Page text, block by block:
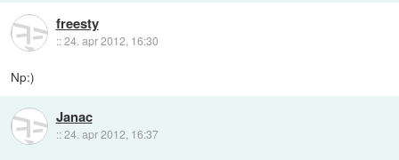
freesty
::24. apr 2012, 16:30
Np:)
Janac
::24. apr 2012, 16:37